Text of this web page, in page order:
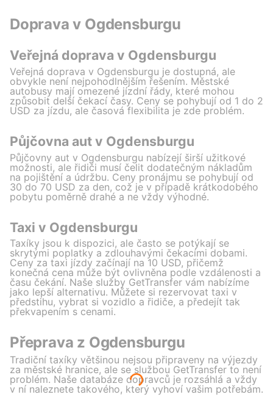
Doprava v Ogdensburgu
Veřejná doprava v Ogdensburgu
Veřejná doprava v Ogdensburgu je dostupná, ale
obvykle není nejpohodlnějším řešením. Městské
autobusy mají omezené jízdní řády, které mohou
způsobit delší čekací časy. Ceny se pohybují od 1 do 2
USD za jízdu, ale časová flexibilita je zde problém.
Půjčovna aut v Ogdensburgu
Půjčovny aut v Ogdensburgu nabízejí širší užitkové
možnosti, ale řidiči musí čelit dodatečným nákladům
na pojištění a údržbu. Ceny pronájmu se pohybují od
30 do 70 USD za den, což je v případě krátkodobého
pobytu poměrně drahé a ne vždy výhodné.
Taxi v Ogdensburgu
Taxíky jsou k dispozici, ale často se potýkají se
skrytými poplatky a zdlouhavými čekacími dobami.
Ceny za taxi jízdy začínají na 10 USD, přičemž
konečná cena může být ovlivněna podle vzdálenosti a
času čekání. Naše služby GetTransfer vám nabízíme
jako lepší alternativu. Můžete si rezervovat taxi v
předstihu, vybrat si vozidlo a řidiče, a předejít tak
překvapením s cenami.
Přeprava z Ogdensburgu
Tradiční taxíky většinou nejsou připraveny na výjezdy
za městské hranice, ale se službou GetTransfer to není
problém. Naše databáze dopravců je rozsáhlá a vždy
v ní naleznete takového, který vyhoví vašim potřebám.